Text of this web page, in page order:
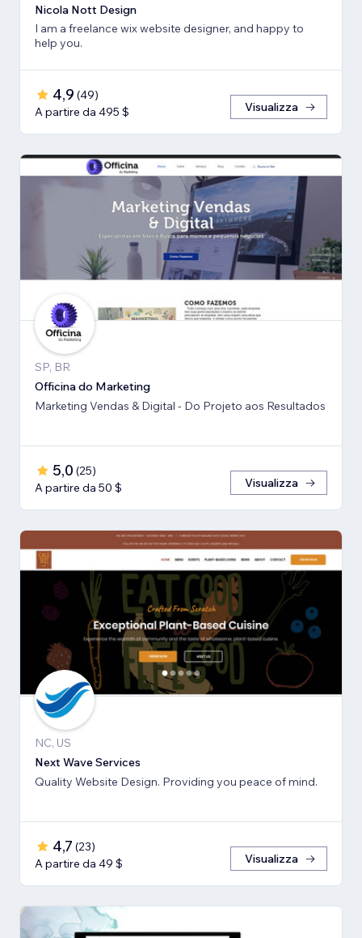
Nicola Nott Design
I am a freelance wix website designer, and happy to
help you.
4,9 (49)
A partire da 495 $
Visualizza
SP, BR
Officina do Marketing
Marketing Vendas & Digital - Do Projeto aos Resultados
5,0 (25)
A partire da 50 $
Visualizza
NC, US
Next Wave Services
Quality Website Design. Providing you peace of mind.
4,7 (23)
A partire da 49 $
Visualizza